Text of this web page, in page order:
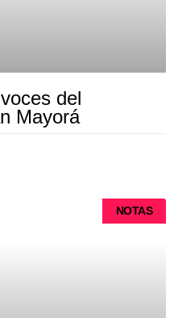
del
Mayorá
NOTAS